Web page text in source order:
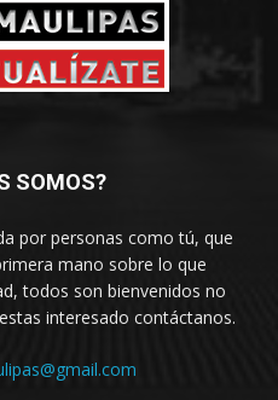
SOMOS?
por personas como tú, que
mano sobre lo que
todos son bienvenidos no
interesado contáctanos.